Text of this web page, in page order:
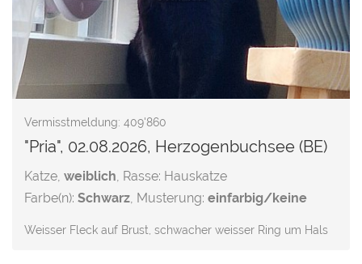
Vermisstmeldung: 409'860
"Pria", 02.08.2026, Herzogenbuchsee (BE)
Katze, weiblich, Rasse: Hauskatze
Farbe(n): Schwarz, Musterung: einfarbig/keine
Weisser Fleck auf Brust, schwacher weisser Ring um Hals